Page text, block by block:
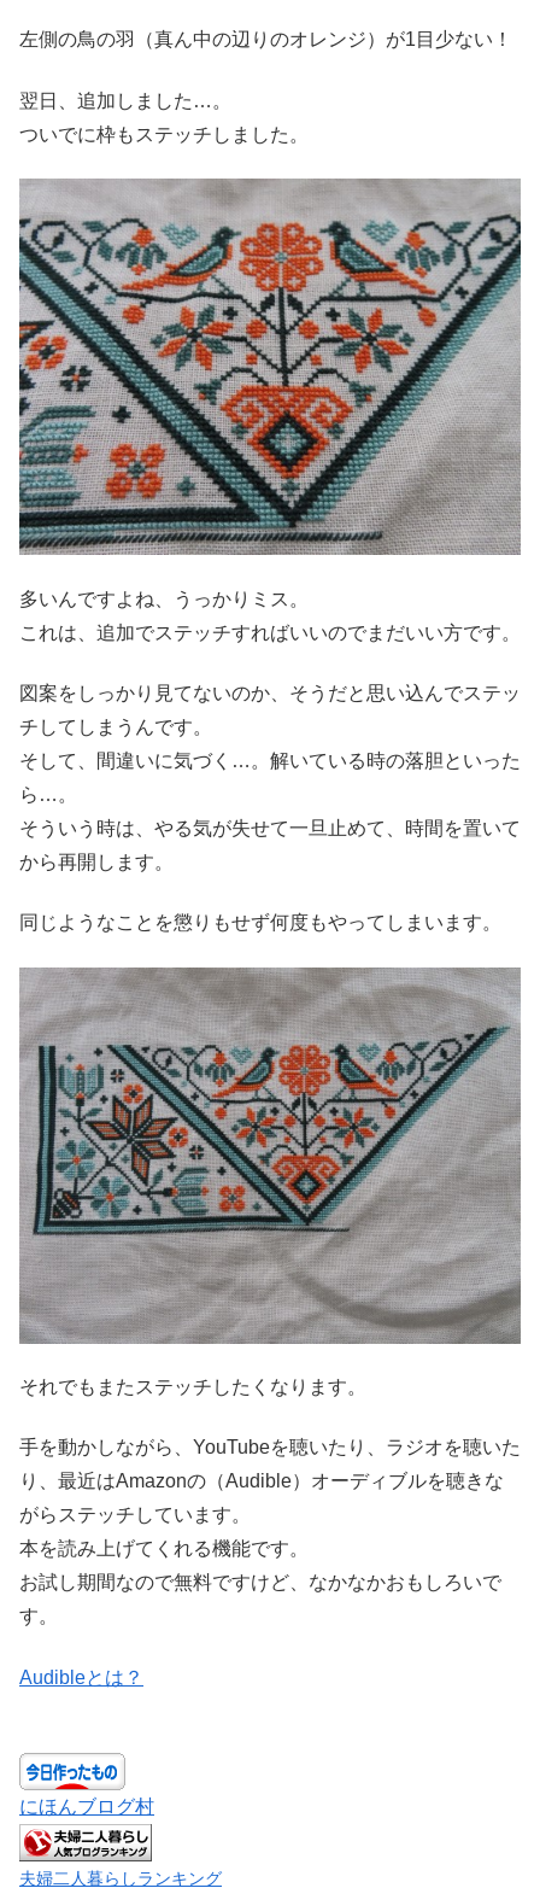
左側の鳥の羽（真ん中の辺りのオレンジ）が1目少ない！
翌日、追加しました…。
ついでに枠もステッチしました。
多いんですよね、うっかりミス。
これは、追加でステッチすればいいのでまだいい方です。
図案をしっかり見てないのか、そうだと思い込んでステッ
チしてしまうんです。
そして、間違いに気づく…。解いている時の落胆といった
ら…。
そういう時は、やる気が失せて一旦止めて、時間を置いて
から再開します。
同じようなことを懲りもせず何度もやってしまいます。
それでもまたステッチしたくなります。
手を動かしながら、YouTubeを聴いたり、ラジオを聴いた
り、最近はAmazonの（Audible）オーディブルを聴きな
がらステッチしています。
本を読み上げてくれる機能です。
お試し期間なので無料ですけど、なかなかおもしろいで
す。
Audibleとは？
にほんブログ村
夫婦二人暮らしランキング